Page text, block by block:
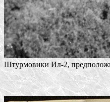
Штурмовики Ил-2,